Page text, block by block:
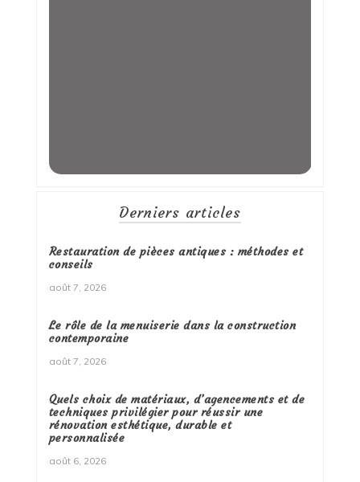
Derniers articles
Restauration de pièces antiques : méthodes et
conseils
août 7, 2026
Le rôle de la menuiserie dans la construction
contemporaine
août 7, 2026
Quels choix de matériaux, d’agencements et de
techniques privilégier pour réussir une
rénovation esthétique, durable et
personnalisée
août 6, 2026